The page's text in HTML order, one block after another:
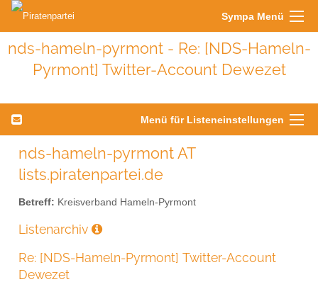
Sympa Menü
nds-hameln-pyrmont - Re: [NDS-Hameln-
Pyrmont] Twitter-Account Dewezet
Menü für Listeneinstellungen
nds-hameln-pyrmont AT
lists.piratenpartei.de
Betreff: Kreisverband Hameln-Pyrmont
Listenarchiv
Re: [NDS-Hameln-Pyrmont] Twitter-Account
Dewezet